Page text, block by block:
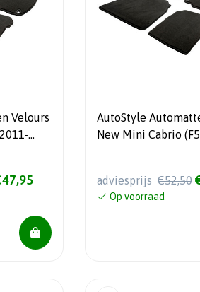
Velours
AutoStyle
New Mini Cabrio
adviesprijs €52,50
Op voorraad